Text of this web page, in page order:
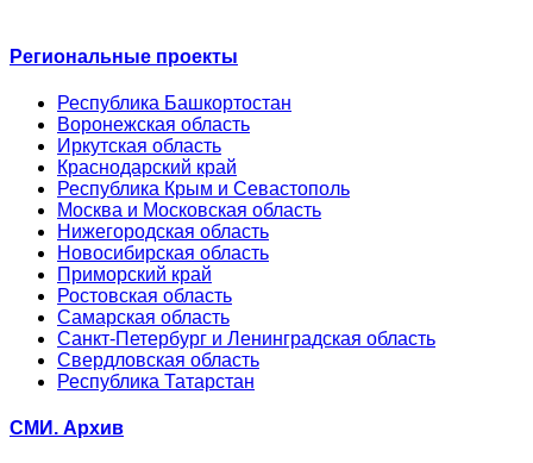
Региональные проекты
Республика Башкортостан
Воронежская область
Иркутская область
Краснодарский край
Республика Крым и Севастополь
Москва и Московская область
Нижегородская область
Новосибирская область
Приморский край
Ростовская область
Самарская область
Санкт-Петербург и Ленинградская область
Свердловская область
Республика Татарстан
СМИ. Архив